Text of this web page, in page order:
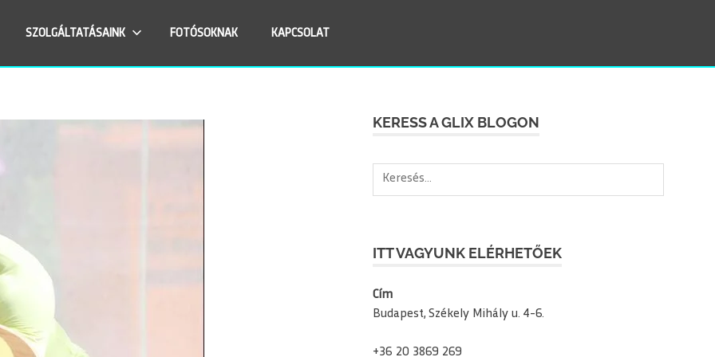
SZOLGÁLTATÁSAINK FOTÓSOKNAK KAPCSOLAT
KERESS A GLIX BLOGON
Keresés:
ITT VAGYUNK ELÉRHETŐEK
Cím
Budapest, Székely Mihály u. 4-6.
+36 20 3869 269